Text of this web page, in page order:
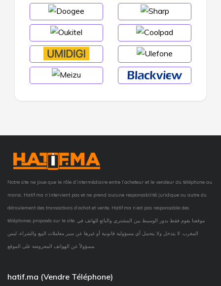
Notre site ne joue que le rôle d’intermédiaire entre l’acheteur et le vendeur du téléphone au
maroc. Hatif.ma n’intervient pas et ne prend aucune responsabilité juridique ou autre du
déroulement des transactions d’achat et vente, Hatif.ma n’est pas responsable des
téléphones proposés sur le site. موقعنا يقوم فقط بدور الوسيط بين المشتري والبائع للهاتف في
المغرب. لا يتدخل ولا يتحمل أي مسؤولية قانونية أو غيرها عن سير معاملات البيع والشراء، ليس
hatif.ma (Vendre Téléphone)